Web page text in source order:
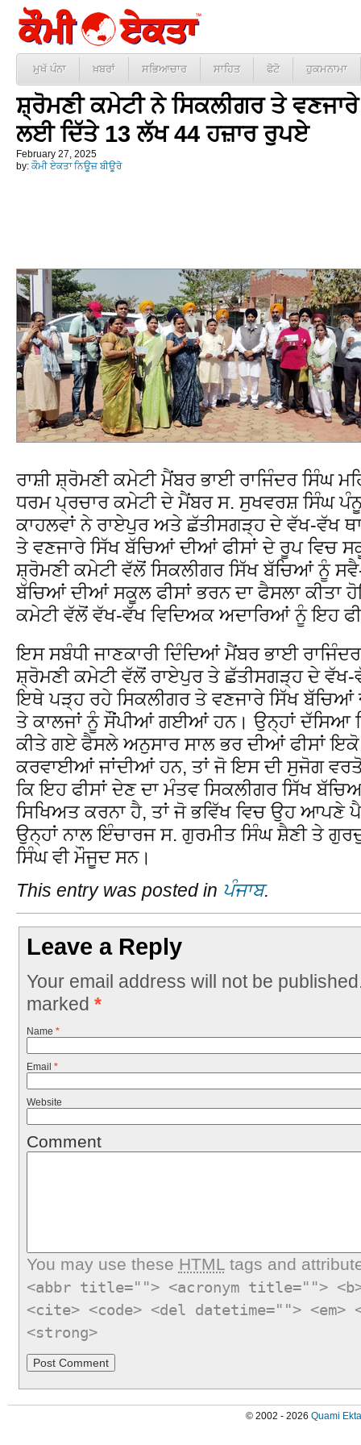
ਮੁਖੱ ਪੰਨਾ ਖ਼ਬਰਾਂ ਸਭਿਆਚਾਰ ਸਾਹਿਤ ਫੋਟੋ ਹੁਕਮਨਾਮਾ
ਸ਼੍ਰੋਮਣੀ ਕਮੇਟੀ ਨੇ ਸਿਕਲੀਗਰ ਤੇ
ਲਈ ਦਿੱਤੇ 13 ਲੱਖ 44 ਹਜ਼ਾਰ ਰੁਪਏ
February 27, 2025
by: ਕੌਮੀ ਏਕਤਾ ਨਿਊਜ਼ ਬੀਊਰੋ
ਰਾਸ਼ੀ ਸ਼੍ਰੋਮਣੀ ਕਮੇਟੀ ਮੈਂਬਰ ਭਾਈ ਰਾਜਿੰਦਰ ਸਿੰਘ
ਧਰਮ ਪ੍ਰਚਾਰ ਕਮੇਟੀ ਦੇ ਮੈਂਬਰ ਸ. ਸੁਖਵਰਸ਼ ਸਿੰਘ
ਕਾਹਲਵਾਂ ਨੇ ਰਾਏਪੁਰ ਅਤੇ ਛੱਤੀਸਗੜ੍ਹ ਦੇ ਵੱਖ-ਵੱਖ
ਤੇ ਵਣਜਾਰੇ ਸਿੱਖ ਬੱਚਿਆਂ ਦੀਆਂ ਫੀਸਾਂ ਦੇ ਰੂਪ ਵਿਚ
ਸ਼੍ਰੋਮਣੀ ਕਮੇਟੀ ਵੱਲੋਂ ਸਿਕਲੀਗਰ ਸਿੱਖ ਬੱਚਿਆਂ ਨੂੰ
ਬੱਚਿਆਂ ਦੀਆਂ ਸਕੂਲ ਫੀਸਾਂ ਭਰਨ ਦਾ ਫੈਸਲਾ
ਕਮੇਟੀ ਵੱਲੋਂ ਵੱਖ-ਵੱਖ ਵਿਦਿਅਕ ਅਦਾਰਿਆਂ ਨੂੰ ਇਹ
ਇਸ ਸਬੰਧੀ ਜਾਣਕਾਰੀ ਦਿੰਦਿਆਂ ਮੈਂਬਰ ਭਾਈ
ਸ਼੍ਰੋਮਣੀ ਕਮੇਟੀ ਵੱਲੋਂ ਰਾਏਪੁਰ ਤੇ ਛੱਤੀਸਗੜ੍ਹ ਦੇ ਵੱਖ-
ਇਥੇ ਪੜ੍ਹ ਰਹੇ ਸਿਕਲੀਗਰ ਤੇ ਵਣਜਾਰੇ ਸਿੱਖ ਬੱਚਿਆਂ
ਤੇ ਕਾਲਜਾਂ ਨੂੰ ਸੌਂਪੀਆਂ ਗਈਆਂ ਹਨ। ਉਨ੍ਹਾਂ ਦੱਸਿਆ
ਕੀਤੇ ਗਏ ਫੈਸਲੇ ਅਨੁਸਾਰ ਸਾਲ ਭਰ ਦੀਆਂ ਫੀਸਾਂ
ਕਰਵਾਈਆਂ ਜਾਂਦੀਆਂ ਹਨ, ਤਾਂ ਜੋ ਇਸ ਦੀ ਸੁਜੋਗ ਵਰਤੋਂ
ਕਿ ਇਹ ਫੀਸਾਂ ਦੇਣ ਦਾ ਮੰਤਵ ਸਿਕਲੀਗਰ ਸਿੱਖ
ਸਿਖਿਅਤ ਕਰਨਾ ਹੈ, ਤਾਂ ਜੋ ਭਵਿੱਖ ਵਿਚ ਉਹ ਆਪਣੇ
ਉਨ੍ਹਾਂ ਨਾਲ ਇੰਚਾਰਜ ਸ. ਗੁਰਮੀਤ ਸਿੰਘ ਸ਼ੈਣੀ ਤੇ
ਸਿੰਘ ਵੀ ਮੌਜੂਦ ਸਨ।
This entry was posted in ਪੰਜਾਬ.
Leave a Reply
Your email address will not be
marked *
Name *
Email *
Website
Comment
You may use these HTMLtags and
<abbr title=""> <acronym title="">
<cite> <code> <del datetime="">
<strong>
© 2002 - 2026 Quami